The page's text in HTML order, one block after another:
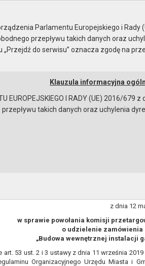
Instrukcja korzystania
z art. 33 ustawy z dnia
z dnia 12
w sprawie powołania komisji
o udzielenie
„Budowa wewnętrznej instalacji
art. 53 ust. 2 i 3 ustawy z dnia 11 września
Organizacyjnego Urzędu Miasta i
Parlamentu Europejskiego i
przepływu takich danych oraz
do serwisu” oznacza zgodę na
Klauzula informacyjna
EUROPEJSKIEGO I RADY (UE) 2016/
takich danych oraz uchylenia
przepisami prawa w celu:
a w szczególności ustawy z dnia 8 marca
a także obowiązków i zadań zleconych